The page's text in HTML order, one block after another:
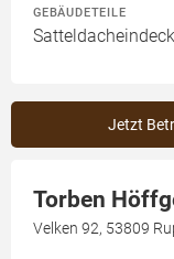
GEBÄUDETEILE
Jetzt
Torben
Velken 92, 53809